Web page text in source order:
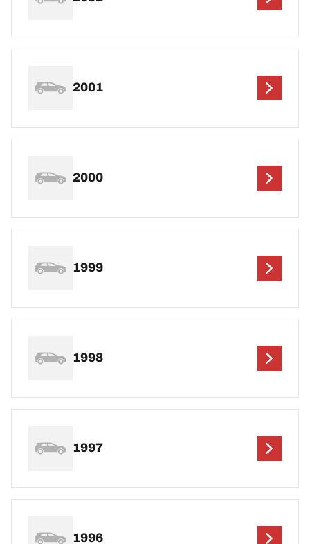
2001
2000
1999
1998
1997
1996